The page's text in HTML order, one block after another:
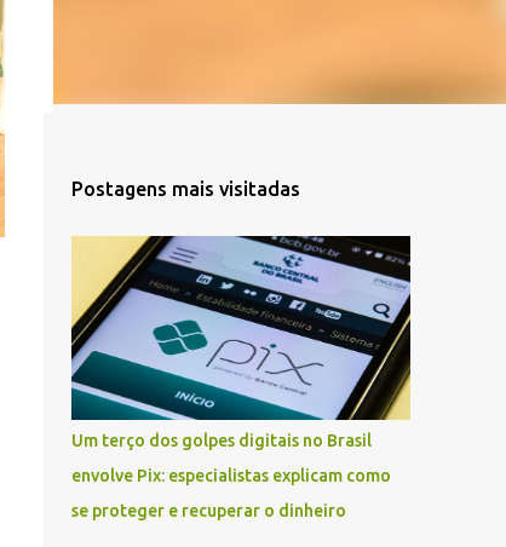
Postagens mais visitadas
Um terço dos golpes digitais no Brasil
envolve Pix: especialistas explicam como
se proteger e recuperar o dinheiro